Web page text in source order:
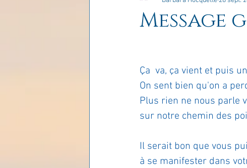
estime de soi
Les lois universelles
Message
Ça  va, ça vient et puis
On sent bien qu'on a
Plus rien ne nous parle
sur notre chemin des
Il serait bon que vous
à se manifester dans